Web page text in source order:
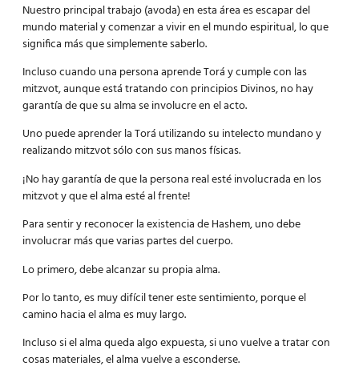
Nuestro principal trabajo (avoda) en esta área es escapar del
mundo material y comenzar a vivir en el mundo espiritual, lo que
significa más que simplemente saberlo.
Incluso cuando una persona aprende Torá y cumple con las
mitzvot, aunque está tratando con principios Divinos, no hay
garantía de que su alma se involucre en el acto.
Uno puede aprender la Torá utilizando su intelecto mundano y
realizando mitzvot sólo con sus manos físicas.
¡No hay garantía de que la persona real esté involucrada en los
mitzvot y que el alma esté al frente!
Para sentir y reconocer la existencia de Hashem, uno debe
involucrar más que varias partes del cuerpo.
Lo primero, debe alcanzar su propia alma.
Por lo tanto, es muy difícil tener este sentimiento, porque el
camino hacia el alma es muy largo.
Incluso si el alma queda algo expuesta, si uno vuelve a tratar con
cosas materiales, el alma vuelve a esconderse.